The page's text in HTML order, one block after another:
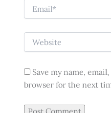
Save my name,
browser for the next